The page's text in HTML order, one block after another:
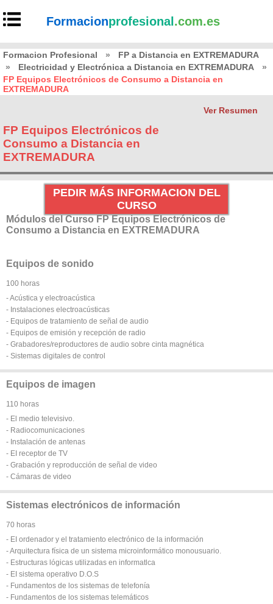
Formacionprofesional .com.es
Formacion Profesional »
FP a Distancia en EXTREMADURA
»
Electricidad y Electrónica a Distancia en EXTREMADURA
»
FP Equipos Electrónicos de Consumo a Distancia en
EXTREMADURA
Ver Resumen
FP Equipos Electrónicos de
Consumo a Distancia en
EXTREMADURA
PEDIR MÁS INFORMACION DEL
CURSO
Módulos del Curso FP Equipos Electrónicos de
Consumo a Distancia en EXTREMADURA
Equipos de sonido
100 horas
- Acústica y electroacústica
- Instalaciones electroacústicas
- Equipos de tratamiento de señal de audio
- Equipos de emisión y recepción de radio
- Grabadores/reproductores de audio sobre cinta magnética
- Sistemas digitales de control
Equipos de imagen
110 horas
- El medio televisivo.
- Radiocomunicaciones
- Instalación de antenas
- EI receptor de TV
- Grabación y reproducción de señal de video
- Cámaras de video
Sistemas electrónicos de información
70 horas
- EI ordenador y el tratamiento electrónico de la información
- Arquitectura física de un sistema microinformático monousuario.
- Estructuras lógicas utilizadas en informatlca
- EI sistema operativo D.O.S
- Fundamentos de los sistemas de telefonía
- Fundamentos de los sistemas telemáticos